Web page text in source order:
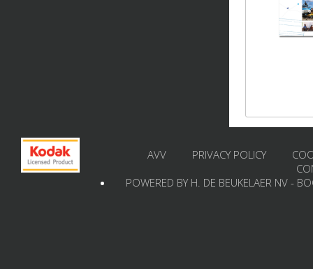
AVV PRIVACY POLICY
POWERED BY H. DE BEUKELAER NV -